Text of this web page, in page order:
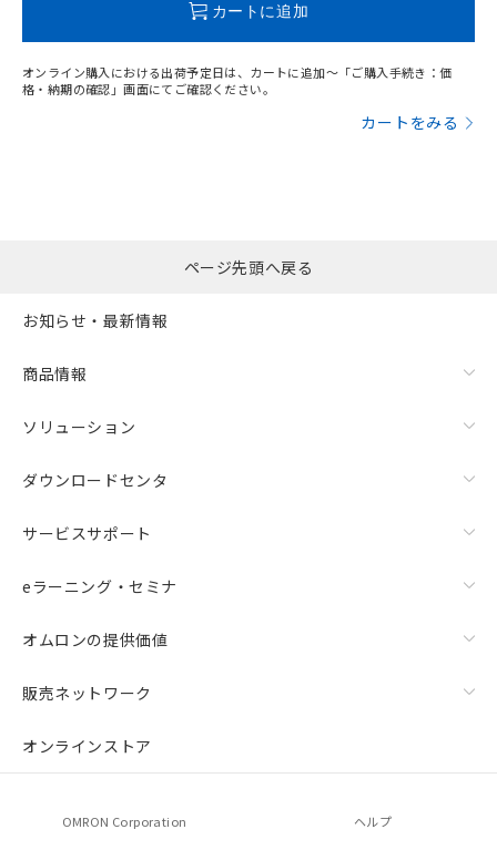
カートに追加
オンライン購入における出荷予定日は、カートに追加～「ご購入手続き：価
格・納期の確認」画面にてご確認ください。
カートをみる
ページ先頭へ戻る
お知らせ・最新情報
商品情報
ソリューション
ダウンロードセンタ
サービスサポート
eラーニング・セミナ
オムロンの提供価値
販売ネットワーク
オンラインストア
OMRON Corporation ヘルプ